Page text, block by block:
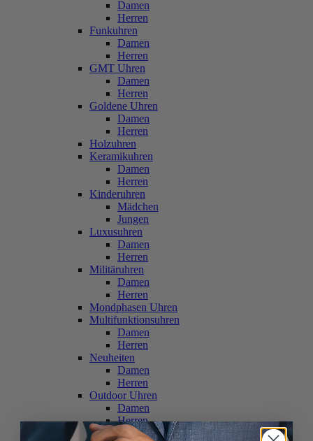
Damen
Herren
Funkuhren
Damen
Herren
GMT Uhren
Damen
Herren
Goldene Uhren
Damen
Herren
Holzuhren
Keramikuhren
Damen
Herren
Kinderuhren
Mädchen
Jungen
Luxusuhren
Damen
Herren
Militäruhren
Damen
Herren
Mondphasen Uhren
Multifunktionsuhren
Damen
Herren
Neuheiten
Damen
Herren
Outdoor Uhren
Damen
Herren
Schweizer Uhren